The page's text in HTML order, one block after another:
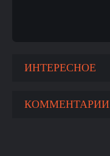
ИНТЕРЕСНОЕ
КОММЕНТАРИИ